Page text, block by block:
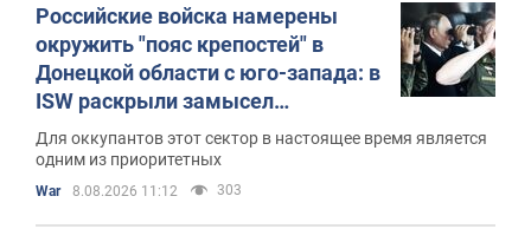
Российские войска намерены
окружить "пояс крепостей" в
Донецкой области с юго-запада: в
ISW раскрыли замысел
противника. Карта
Для оккупантов этот сектор в настоящее время является
одним из приоритетных
War 8.08.2026 11:12 303